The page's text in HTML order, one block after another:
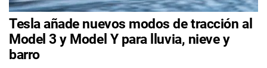
Tesla añade nuevos modos de tracción al
Model 3 y Model Y para lluvia, nieve y
barro